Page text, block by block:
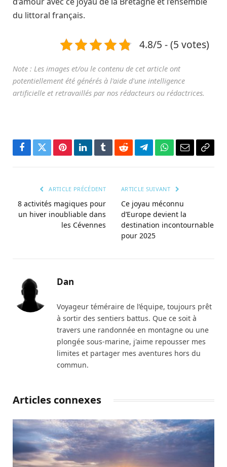
du littoral français.
4.8/5 - (5 votes)
Facebook
TwitterPinterestLinkedInTumblrRedditTélégramme
WhatsApp
Courriel
ARTICLE PRÉCÉDENT
8 activités magiques pour
un hiver inoubliable dans
les Cévennes
ARTICLE SUIVANT
Ce joyau méconnu
d’Europe devient la
destination incontournable
pour 2025
Dan
Voyageur téméraire de l’équipe, toujours prêt
à sortir des sentiers battus. Que ce soit à
travers une randonnée en montagne ou une
plongée sous-marine, j'aime repousser mes
limites et partager mes aventures hors du
commun.
Articles connexes